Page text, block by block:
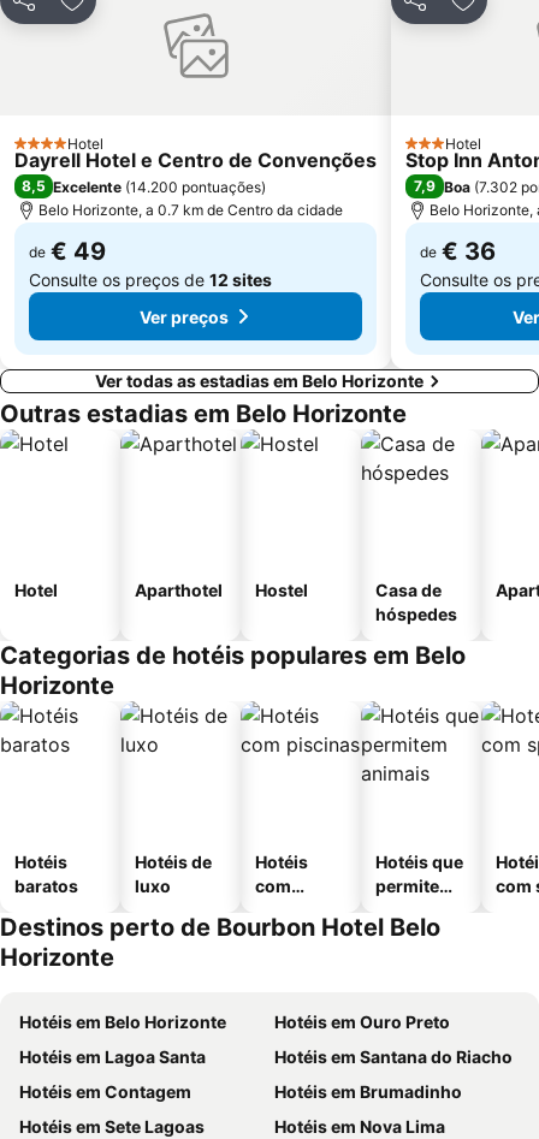
PartilharAdicionar aos favoritos
4 Estrelas
Hotel
Dayrell Hotel e Centro de Convenções
8,5 Excelente (14.200 pontuações)
Belo Horizonte, a 0.7 km de Centro da cidade
de € 49
Consulte os preços de 12 sites
Ver preços
Partilhar
3 Estrelas
Hotel
Stop Inn
7,9 Boa (7.302
Belo Horizonte,
de € 36
Consulte os
Ver todas as estadias em Belo Horizonte
Outras estadias em Belo Horizonte
Hotel Aparthotel Hostel
Casa de
hóspedes
Categorias de hotéis populares em Belo
Horizonte
Hotéis
baratos
Hotéis de
luxo
Hotéis
com
Hotéis que
permitem
com
Destinos perto de Bourbon Hotel Belo
Horizonte
Hotéis em Belo Horizonte
Hotéis em Ouro Preto
Hotéis em Lagoa Santa
Hotéis em Santana do Riacho
Hotéis em Contagem
Hotéis em Brumadinho
Hotéis em Sete Lagoas
Hotéis em Nova Lima